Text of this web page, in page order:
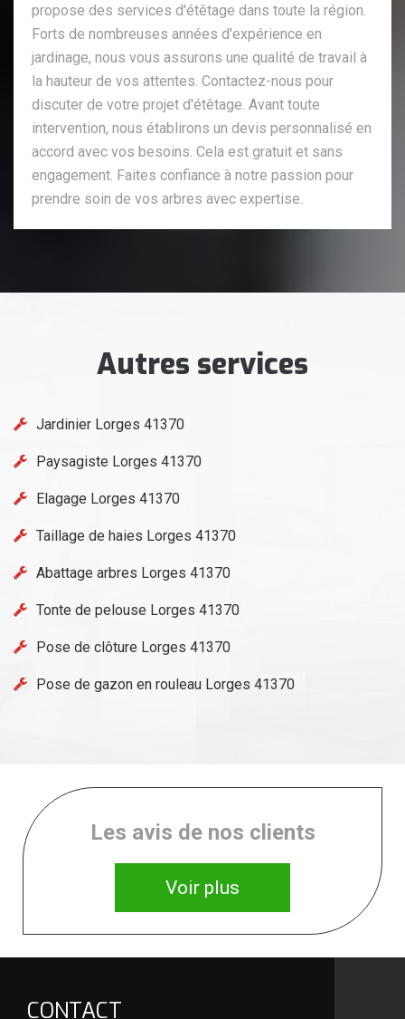
propose des services d'étêtage dans toute la région.
Forts de nombreuses années d'expérience en
jardinage, nous vous assurons une qualité de travail à
la hauteur de vos attentes. Contactez-nous pour
discuter de votre projet d'étêtage. Avant toute
intervention, nous établirons un devis personnalisé en
accord avec vos besoins. Cela est gratuit et sans
engagement. Faites confiance à notre passion pour
prendre soin de vos arbres avec expertise.
Autres services
Jardinier Lorges 41370
Paysagiste Lorges 41370
Elagage Lorges 41370
Taillage de haies Lorges 41370
Abattage arbres Lorges 41370
Tonte de pelouse Lorges 41370
Pose de clôture Lorges 41370
Pose de gazon en rouleau Lorges 41370
Les avis de nos clients
Voir plus
CONTACT